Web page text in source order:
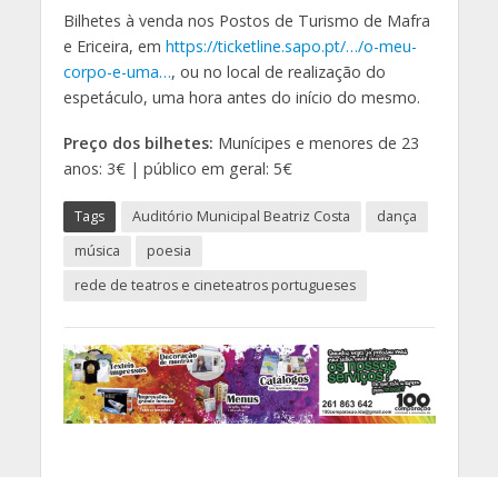
Bilhetes à venda nos Postos de Turismo de Mafra
e Ericeira, em https://ticketline.sapo.pt/…/o-meu-
corpo-e-uma…, ou no local de realização do
espetáculo, uma hora antes do início do mesmo.
Preço dos bilhetes: Munícipes e menores de 23
anos: 3€ | público em geral: 5€
Tags Auditório Municipal Beatriz Costa
dança
música
poesia
rede de teatros e cineteatros portugueses